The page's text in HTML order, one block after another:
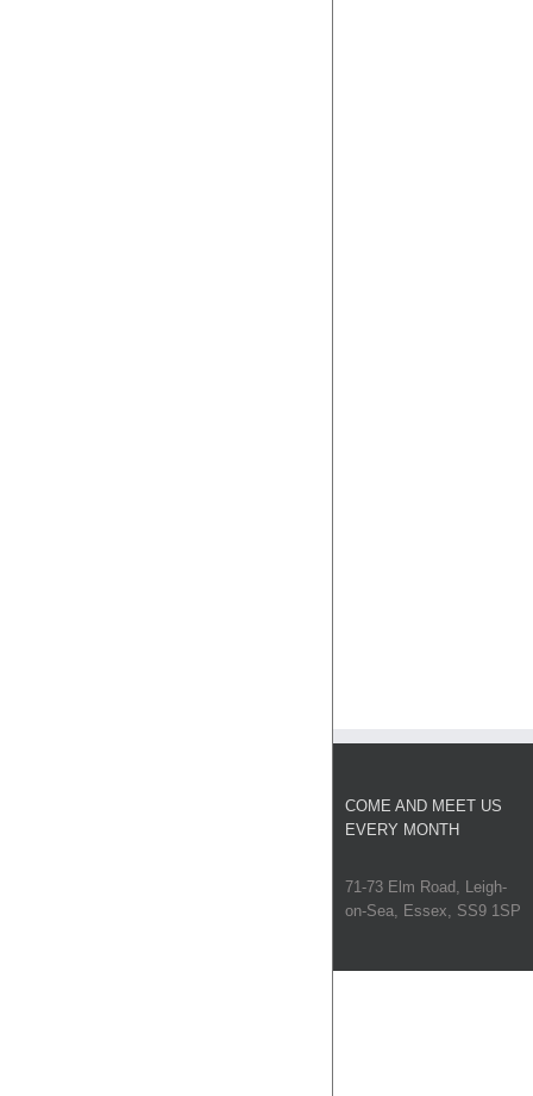
COME AND MEET US
EVERY MONTH
71-73 Elm Road, Leigh-
on-Sea, Essex, SS9 1SP